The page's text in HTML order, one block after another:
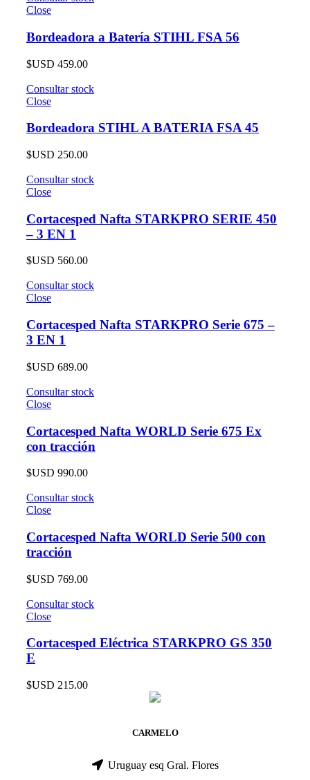
Close
Bordeadora a Batería STIHL FSA 56
$USD 459.00
Consultar stock
Close
Bordeadora STIHL A BATERIA FSA 45
$USD 250.00
Consultar stock
Close
Cortacesped Nafta STARKPRO SERIE 450
– 3 EN 1
$USD 560.00
Consultar stock
Close
Cortacesped Nafta STARKPRO Serie 675 –
3 EN 1
$USD 689.00
Consultar stock
Close
Cortacesped Nafta WORLD Serie 675 Ex
con tracción
$USD 990.00
Consultar stock
Close
Cortacesped Nafta WORLD Serie 500 con
tracción
$USD 769.00
Consultar stock
Close
Cortacesped Eléctrica STARKPRO GS 350
E
$USD 215.00
CARMELO
Uruguay esq Gral. Flores